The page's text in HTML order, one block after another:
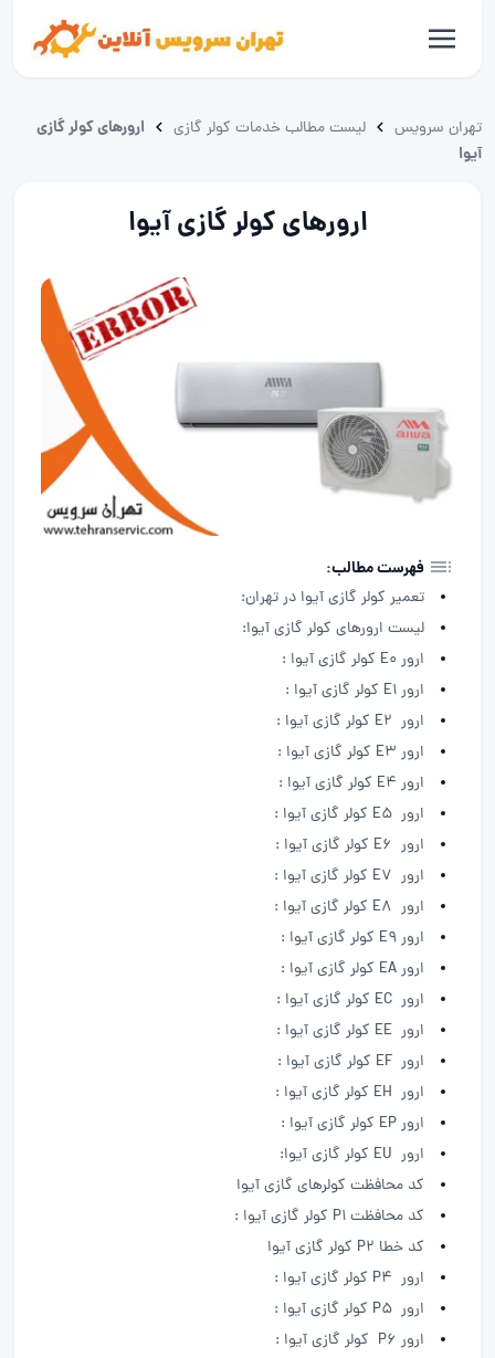
تهران سرویس لیست مطالب خدمات کولر گازی
ارورهای کولر گازی
آیوا
ارورهای کولر گازی آیوا
فهرست مطالب:
تعمیر کولر گازی آیوا در تهران:
لیست ارورهای کولر گازی آیوا:
ارور E0 کولر گازی آیوا :
ارور E1 کولر گازی آیوا :
ارور E2 کولر گازی آیوا :
ارور E3 کولر گازی آیوا :
ارور E4 کولر گازی آیوا :
ارور E5 کولر گازی آیوا :
ارور E6 کولر گازی آیوا :
ارور E7 کولر گازی آیوا :
ارور E8 کولر گازی آیوا :
ارور E9 کولر گازی آیوا :
ارور EA کولر گازی آیوا :
ارور EC کولر گازی آیوا :
ارور EE کولر گازی آیوا :
ارور EF کولر گازی آیوا :
ارور EH کولر گازی آیوا :
ارور EP کولر گازی آیوا :
ارور EU کولر گازی آیوا:
کد محافظت کولرهای گازی آیوا
کد محافظت P1 کولر گازی آیوا :
کد خطا P2 کولر گازی آیوا
ارور P4 کولر گازی آیوا :
ارور P5 کولر گازی آیوا :
ارور P6 کولر گازی آیوا :